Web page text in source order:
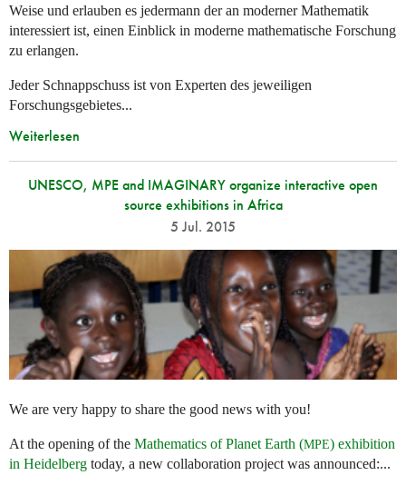
Weise und erlauben es jedermann der an moderner Mathematik
interessiert ist, einen Einblick in moderne mathematische Forschung
zu erlangen.
Jeder Schnappschuss ist von Experten des jeweiligen
Forschungsgebietes...
Weiterlesen
UNESCO, MPE and IMAGINARY organize interactive open
source exhibitions in Africa
5 Jul. 2015
We are very happy to share the good news with you!
At the opening of the Mathematics of Planet Earth (MPE) exhibition
in Heidelberg today, a new collaboration project was announced:...